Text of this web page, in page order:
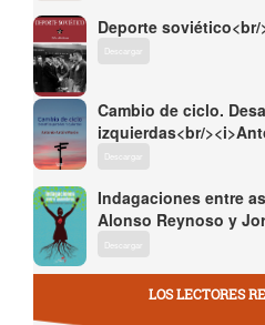
Deporte soviético<br/
Descargar
Cambio de ciclo.
izquierdas<br/
Descargar
Indagaciones entre
Alonso Reynoso y
Descargar
LOS LECTORES